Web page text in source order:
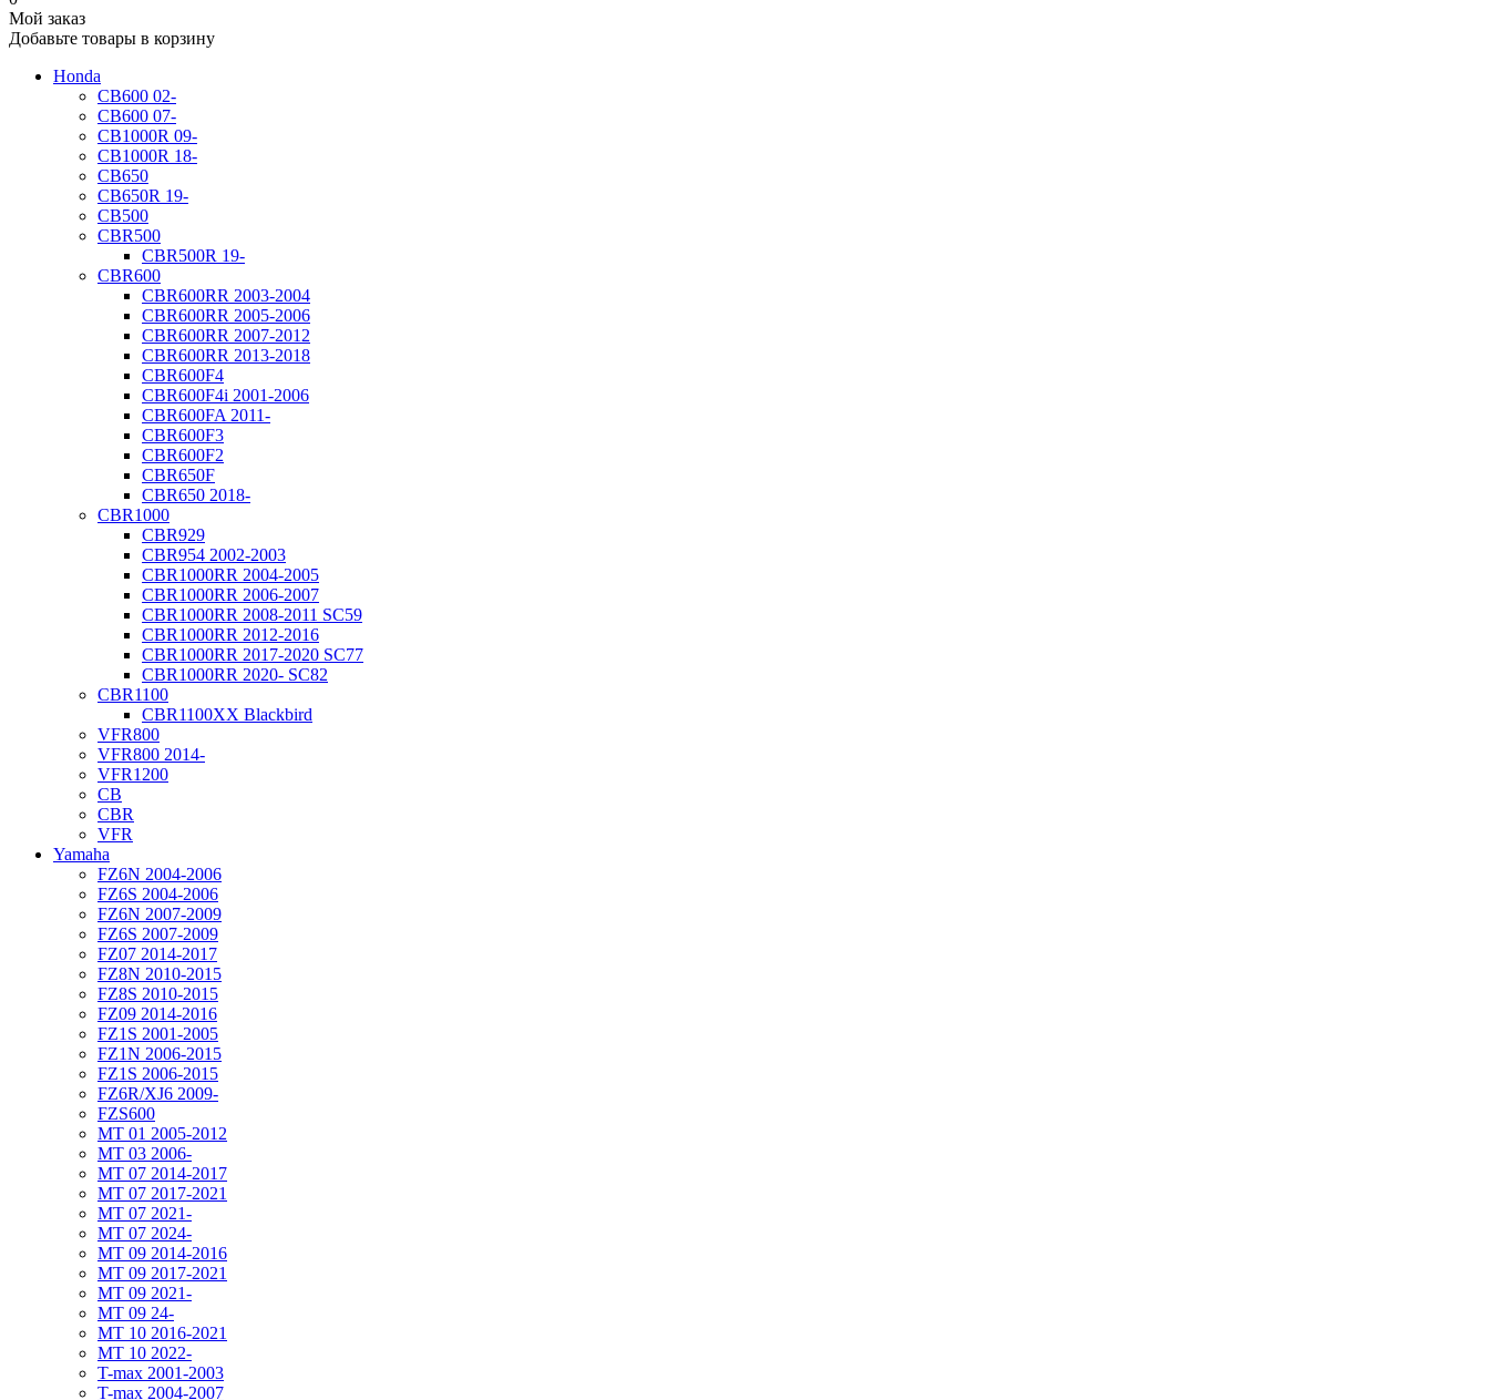
Мой заказ
Добавьте товары в корзину
Honda
CB600 02-
CB600 07-
CB1000R 09-
CB1000R 18-
CB650
CB650R 19-
CB500
CBR500
CBR500R 19-
CBR600
CBR600RR 2003-2004
CBR600RR 2005-2006
CBR600RR 2007-2012
CBR600RR 2013-2018
CBR600F4
CBR600F4i 2001-2006
CBR600FA 2011-
CBR600F3
CBR600F2
CBR650F
CBR650 2018-
CBR1000
CBR929
CBR954 2002-2003
CBR1000RR 2004-2005
CBR1000RR 2006-2007
CBR1000RR 2008-2011 SC59
CBR1000RR 2012-2016
CBR1000RR 2017-2020 SC77
CBR1000RR 2020- SC82
CBR1100
CBR1100XX Blackbird
VFR800
VFR800 2014-
VFR1200
CB
CBR
VFR
Yamaha
FZ6N 2004-2006
FZ6S 2004-2006
FZ6N 2007-2009
FZ6S 2007-2009
FZ07 2014-2017
FZ8N 2010-2015
FZ8S 2010-2015
FZ09 2014-2016
FZ1S 2001-2005
FZ1N 2006-2015
FZ1S 2006-2015
FZ6R/XJ6 2009-
FZS600
MT 01 2005-2012
MT 03 2006-
MT 07 2014-2017
MT 07 2017-2021
MT 07 2021-
MT 07 2024-
MT 09 2014-2016
MT 09 2017-2021
MT 09 2021-
MT 09 24-
MT 10 2016-2021
MT 10 2022-
T-max 2001-2003
T-max 2004-2007